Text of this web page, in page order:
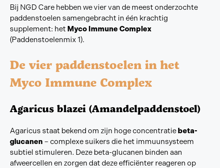
Bij NGD Care hebben we vier van de meest onderzochte
paddenstoelen samengebracht in één krachtig
supplement: het Myco Immune Complex
(Paddenstoelenmix 1).
De vier paddenstoelen in het
Myco Immune Complex
Agaricus blazei (Amandelpaddenstoel)
Agaricus staat bekend om zijn hoge concentratie beta-
glucanen – complexe suikers die het immuunsysteem
subtiel stimuleren. Deze beta-glucanen binden aan
afweercellen en zorgen dat deze efficiënter reageren op